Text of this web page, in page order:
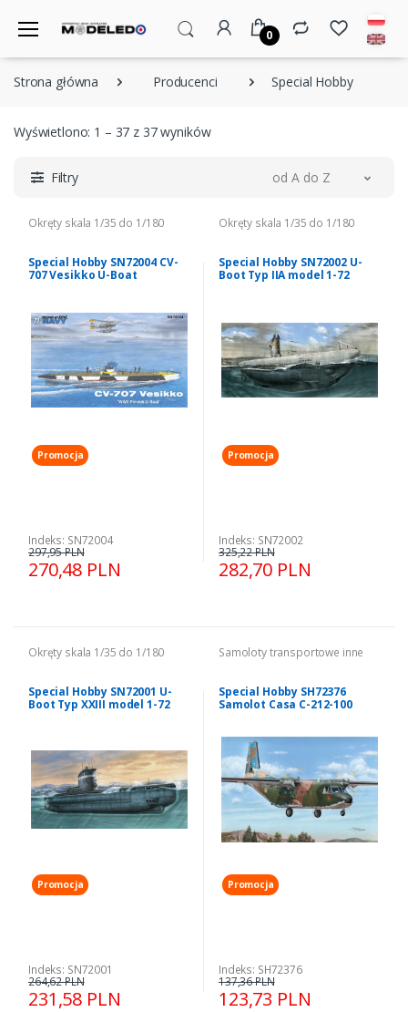
0
Strona główna Producenci Special Hobby
Wyświetlono: 1 – 37 z 37 wyników
Filtry od A do Z
Okręty skala 1/35 do 1/180
Special Hobby SN72004 CV-
707 Vesikko U-Boat
Promocja
Indeks: SN72004
270,48 PLN
297,95 PLN
Okręty skala 1/35 do 1/180
Special Hobby SN72002 U-
Boot Typ IIA model 1-72
Promocja
Indeks: SN72002
282,70 PLN
325,22 PLN
Okręty skala 1/35 do 1/180
Special Hobby SN72001 U-
Boot Typ XXIII model 1-72
Promocja
Indeks: SN72001
231,58 PLN
264,62 PLN
Samoloty transportowe inne
Special Hobby SH72376
Samolot Casa C-212-100
Promocja
Indeks: SH72376
123,73 PLN
137,36 PLN